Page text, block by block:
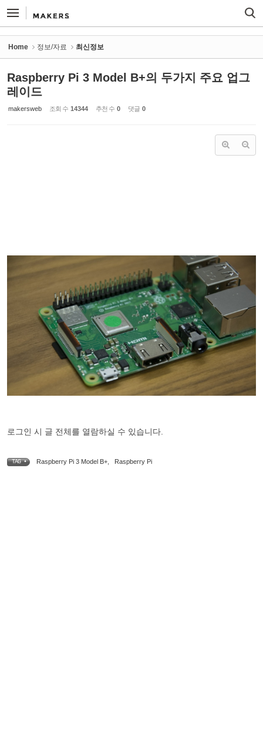
Home 정보/자료 최신정보
Raspberry Pi 3 Model B+의 두가지 주요 업그
레이드
makersweb 조회 수 14344 추천 수 0 댓글 0
로그인 시 글 전체를 열람하실 수 있습니다.
TAG • Raspberry Pi 3 Model B+ Raspberry Pi